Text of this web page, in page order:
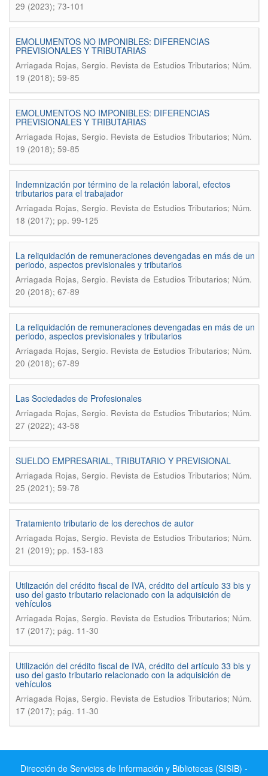
29 (2023); 73-101
EMOLUMENTOS NO IMPONIBLES: DIFERENCIAS
PREVISIONALES Y TRIBUTARIAS
Arriagada Rojas, Sergio. Revista de Estudios Tributarios; Núm.
19 (2018); 59-85
EMOLUMENTOS NO IMPONIBLES: DIFERENCIAS
PREVISIONALES Y TRIBUTARIAS
Arriagada Rojas, Sergio. Revista de Estudios Tributarios; Núm.
19 (2018); 59-85
Indemnización por término de la relación laboral, efectos
tributarios para el trabajador
Arriagada Rojas, Sergio. Revista de Estudios Tributarios; Núm.
18 (2017); pp. 99-125
La reliquidación de remuneraciones devengadas en más de un
periodo, aspectos previsionales y tributarios
Arriagada Rojas, Sergio. Revista de Estudios Tributarios; Núm.
20 (2018); 67-89
La reliquidación de remuneraciones devengadas en más de un
periodo, aspectos previsionales y tributarios
Arriagada Rojas, Sergio. Revista de Estudios Tributarios; Núm.
20 (2018); 67-89
Las Sociedades de Profesionales
Arriagada Rojas, Sergio. Revista de Estudios Tributarios; Núm.
27 (2022); 43-58
SUELDO EMPRESARIAL, TRIBUTARIO Y PREVISIONAL
Arriagada Rojas, Sergio. Revista de Estudios Tributarios; Núm.
25 (2021); 59-78
Tratamiento tributario de los derechos de autor
Arriagada Rojas, Sergio. Revista de Estudios Tributarios; Núm.
21 (2019); pp. 153-183
Utilización del crédito fiscal de IVA, crédito del artículo 33 bis y
uso del gasto tributario relacionado con la adquisición de
vehículos
Arriagada Rojas, Sergio. Revista de Estudios Tributarios; Núm.
17 (2017); pág. 11-30
Utilización del crédito fiscal de IVA, crédito del artículo 33 bis y
uso del gasto tributario relacionado con la adquisición de
vehículos
Arriagada Rojas, Sergio. Revista de Estudios Tributarios; Núm.
17 (2017); pág. 11-30
Dirección de Servicios de Información y Bibliotecas (SISIB) -